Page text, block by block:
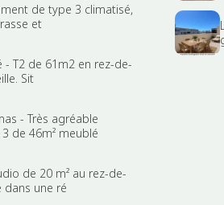
de type 3 climatisé,
et
- T2 de 61m2 en rez-de-
Sit
- Très agréable
de 46m² meublé
de 20 m² au rez-de-
dans une ré